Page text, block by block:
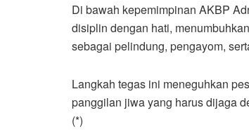
Di bawah kepemimpinan AKBP
disiplin dengan hati,
sebagai pelindung, pengayom,
Langkah tegas ini meneguhkan
panggilan jiwa yang harus dijaga
(*)